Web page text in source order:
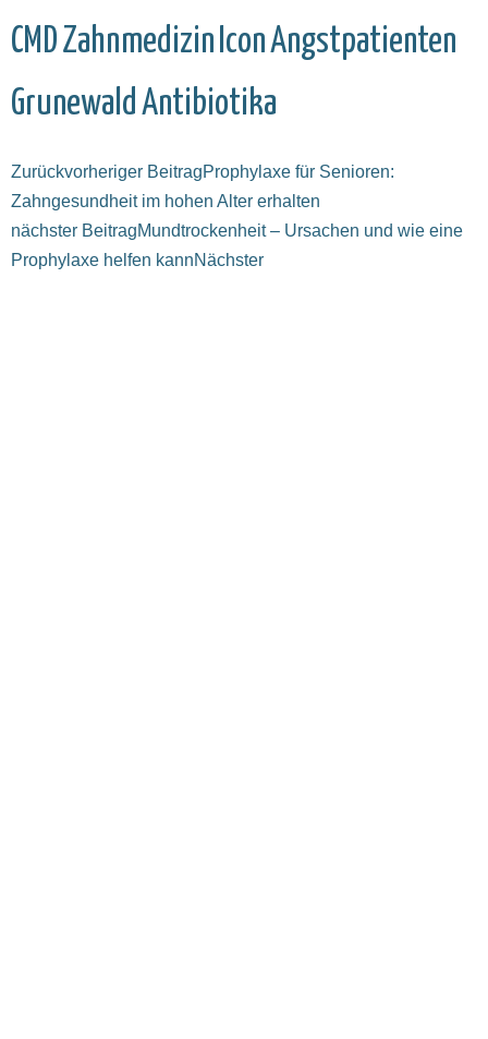
CMDZahnmedizin IconAngstpatienten
GrunewaldAntibiotika
Zurückvorheriger BeitragProphylaxe für Senioren:
Zahngesundheit im hohen Alter erhalten
nächster BeitragMundtrockenheit – Ursachen und wie eine
Prophylaxe helfen kannNächster